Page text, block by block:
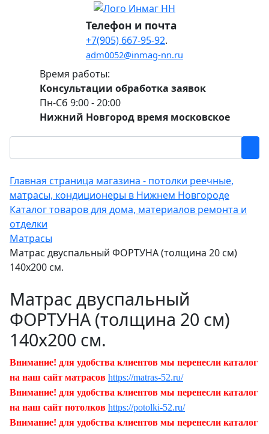
Телефон и почта
+7(905) 667-95-92.
adm0052@inmag-nn.ru
Время работы:
Консультации обработка заявок
Пн-Сб 9:00 - 20:00
Нижний Новгород время московское
Главная страница магазина - потолки реечные,
матрасы, кондиционеры в Нижнем Новгороде
Каталог товаров для дома, материалов ремонта и
отделки
Матрасы
Матрас двуспальный ФОРТУНА (толщина 20 см)
140х200 см.
Матрас двуспальный
ФОРТУНА (толщина 20 см)
140х200 см.
Внимание! для удобства клиентов мы перенесли каталог
на наш сайт матрасов https://matras-52.ru/
Внимание! для удобства клиентов мы перенесли каталог
на наш сайт потолков https://potolki-52.ru/
Внимание! для удобства клиентов мы перенесли каталог